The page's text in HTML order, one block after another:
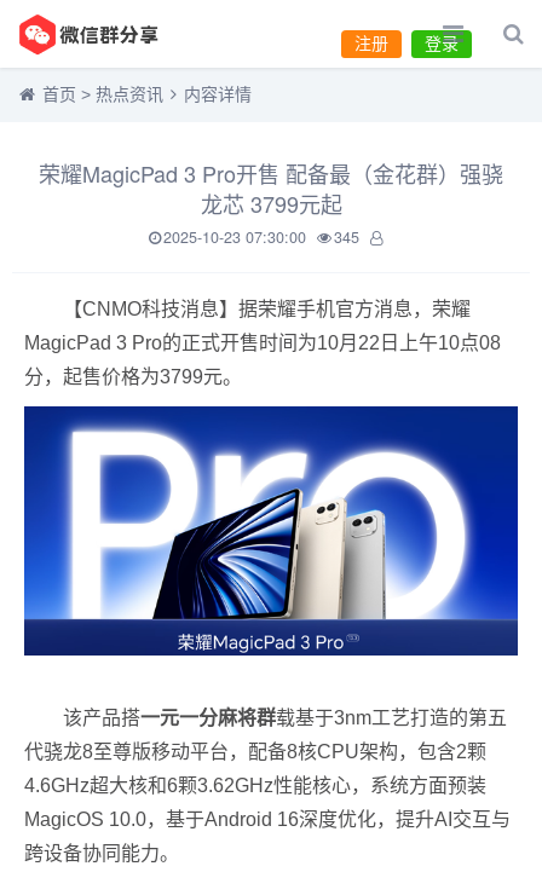
登录
注册
首页 > 热点资讯 内容详情
荣耀MagicPad 3 Pro开售 配备最（金花群）强骁
龙芯 3799元起
2025-10-23 07:30:00 345
【CNMO科技消息】据荣耀手机官方消息，荣耀
MagicPad 3 Pro的正式开售时间为10月22日上午10点08
分，起售价格为3799元。
该产品搭一元一分麻将群载基于3nm工艺打造的第五
代骁龙8至尊版移动平台，配备8核CPU架构，包含2颗
4.6GHz超大核和6颗3.62GHz性能核心，系统方面预装
MagicOS 10.0，基于Android 16深度优化，提升AI交互与
跨设备协同能力。